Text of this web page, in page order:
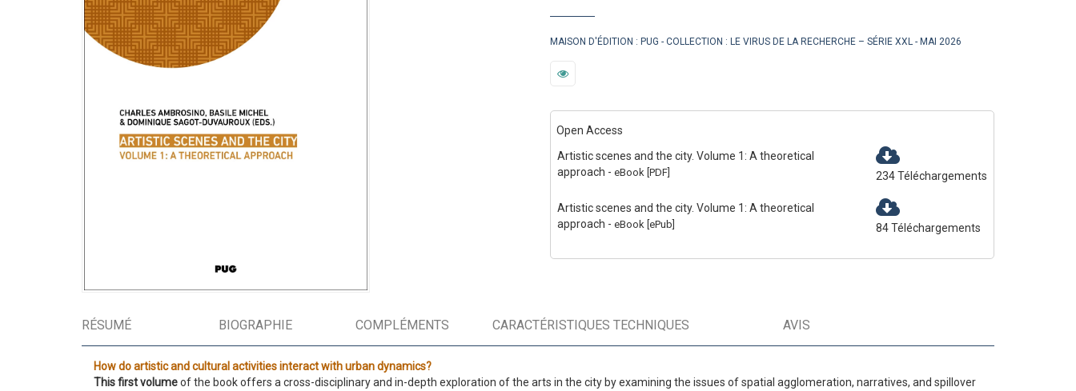
MAISON D'ÉDITION : PUG COLLECTION : LE VIRUS DE LA RECHERCHE – SÉRIE XXL MAI 2026
Open Access
Artistic scenes and the city. Volume 1: A theoretical
approach - eBook [PDF] 234Téléchargements
Artistic scenes and the city. Volume 1: A theoretical
approach - eBook [ePub] 84Téléchargements
RÉSUMÉ BIOGRAPHIE COMPLÉMENTS CARACTÉRISTIQUES TECHNIQUES AVIS
How do artistic and cultural activities interact with urban dynamics?
This first volumeof the book offers a cross-disciplinary and in-depth exploration of the arts in the city by examining the issues of spatial agglomeration, narratives, and spillover